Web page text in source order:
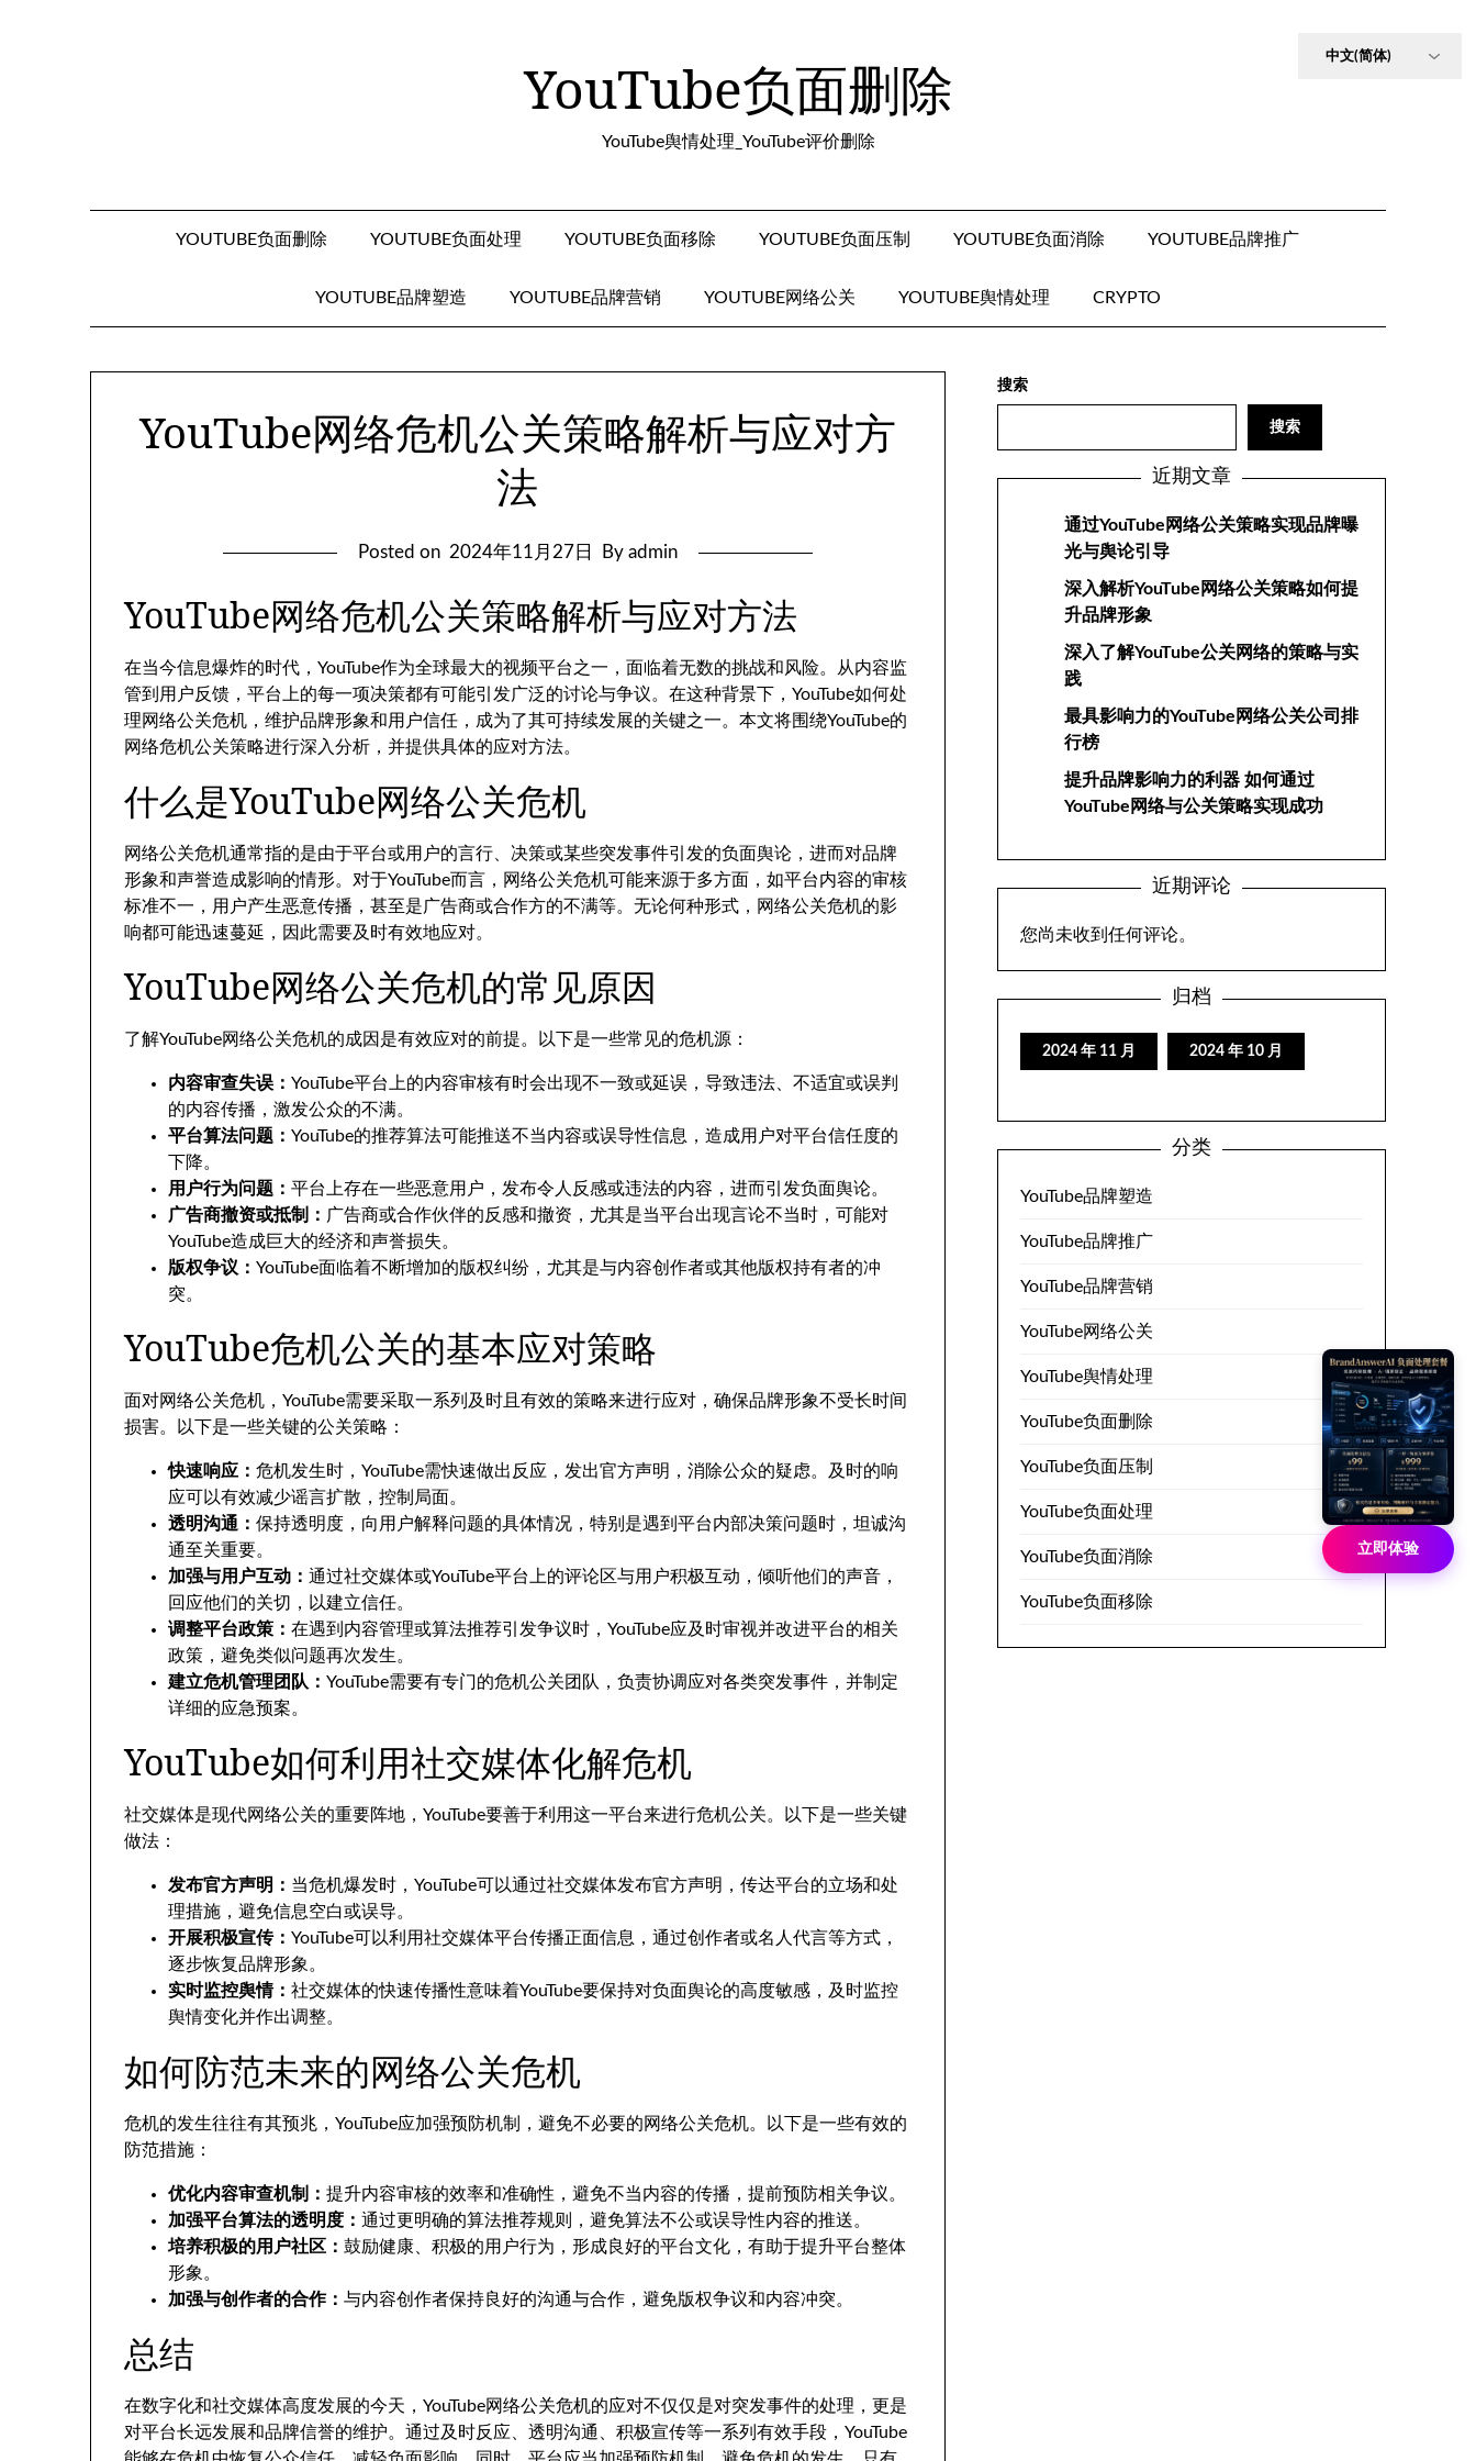
YouTube负面删除
YouTube舆情处理_YouTube评价删除
YOUTUBE负面删除 YOUTUBE负面处理 YOUTUBE负面移除 YOUTUBE负面压制 YOUTUBE负面消除 YOUTUBE品牌推广
YOUTUBE品牌塑造 YOUTUBE品牌营销 YOUTUBE网络公关 YOUTUBE舆情处理 CRYPTO
YouTube网络危机公关策略解析与应对方
法
Posted on 2024年11月27日 By admin
YouTube网络危机公关策略解析与应对方法
在当今信息爆炸的时代，YouTube作为全球最大的视频平台之一，面临着无数的挑战和风险。从内容监
管到用户反馈，平台上的每一项决策都有可能引发广泛的讨论与争议。在这种背景下，YouTube如何处
理网络公关危机，维护品牌形象和用户信任，成为了其可持续发展的关键之一。本文将围绕YouTube的
网络危机公关策略进行深入分析，并提供具体的应对方法。
什么是YouTube网络公关危机
网络公关危机通常指的是由于平台或用户的言行、决策或某些突发事件引发的负面舆论，进而对品牌
形象和声誉造成影响的情形。对于YouTube而言，网络公关危机可能来源于多方面，如平台内容的审核
标准不一，用户产生恶意传播，甚至是广告商或合作方的不满等。无论何种形式，网络公关危机的影
响都可能迅速蔓延，因此需要及时有效地应对。
YouTube网络公关危机的常见原因
了解YouTube网络公关危机的成因是有效应对的前提。以下是一些常见的危机源：
内容审查失误： YouTube平台上的内容审核有时会出现不一致或延误，导致违法、不适宜或误判
的内容传播，激发公众的不满。
平台算法问题： YouTube的推荐算法可能推送不当内容或误导性信息，造成用户对平台信任度的
下降。
用户行为问题： 平台上存在一些恶意用户，发布令人反感或违法的内容，进而引发负面舆论。
广告商撤资或抵制： 广告商或合作伙伴的反感和撤资，尤其是当平台出现言论不当时，可能对
YouTube造成巨大的经济和声誉损失。
版权争议： YouTube面临着不断增加的版权纠纷，尤其是与内容创作者或其他版权持有者的冲
突。
YouTube危机公关的基本应对策略
面对网络公关危机，YouTube需要采取一系列及时且有效的策略来进行应对，确保品牌形象不受长时间
损害。以下是一些关键的公关策略：
快速响应： 危机发生时，YouTube需快速做出反应，发出官方声明，消除公众的疑虑。及时的响
应可以有效减少谣言扩散，控制局面。
透明沟通： 保持透明度，向用户解释问题的具体情况，特别是遇到平台内部决策问题时，坦诚沟
通至关重要。
加强与用户互动： 通过社交媒体或YouTube平台上的评论区与用户积极互动，倾听他们的声音，
回应他们的关切，以建立信任。
调整平台政策： 在遇到内容管理或算法推荐引发争议时，YouTube应及时审视并改进平台的相关
政策，避免类似问题再次发生。
建立危机管理团队： YouTube需要有专门的危机公关团队，负责协调应对各类突发事件，并制定
详细的应急预案。
YouTube如何利用社交媒体化解危机
社交媒体是现代网络公关的重要阵地，YouTube要善于利用这一平台来进行危机公关。以下是一些关键
做法：
发布官方声明： 当危机爆发时，YouTube可以通过社交媒体发布官方声明，传达平台的立场和处
理措施，避免信息空白或误导。
开展积极宣传： YouTube可以利用社交媒体平台传播正面信息，通过创作者或名人代言等方式，
逐步恢复品牌形象。
实时监控舆情： 社交媒体的快速传播性意味着YouTube要保持对负面舆论的高度敏感，及时监控
舆情变化并作出调整。
如何防范未来的网络公关危机
危机的发生往往有其预兆，YouTube应加强预防机制，避免不必要的网络公关危机。以下是一些有效的
防范措施：
优化内容审查机制： 提升内容审核的效率和准确性，避免不当内容的传播，提前预防相关争议。
加强平台算法的透明度： 通过更明确的算法推荐规则，避免算法不公或误导性内容的推送。
培养积极的用户社区： 鼓励健康、积极的用户行为，形成良好的平台文化，有助于提升平台整体
形象。
加强与创作者的合作： 与内容创作者保持良好的沟通与合作，避免版权争议和内容冲突。
总结
在数字化和社交媒体高度发展的今天，YouTube网络公关危机的应对不仅仅是对突发事件的处理，更是
对平台长远发展和品牌信誉的维护。通过及时反应、透明沟通、积极宣传等一系列有效手段，YouTube
搜索
搜索
近期文章
通过YouTube网络公关策略实现品牌曝
光与舆论引导
深入解析YouTube网络公关策略如何提
升品牌形象
深入了解YouTube公关网络的策略与实
践
最具影响力的YouTube网络公关公司排
行榜
提升品牌影响力的利器 如何通过
YouTube网络与公关策略实现成功
近期评论
您尚未收到任何评论。
归档
2024 年 11 月 2024 年 10 月
分类
YouTube品牌塑造
YouTube品牌推广
YouTube品牌营销
YouTube网络公关
YouTube舆情处理
YouTube负面删除
YouTube负面压制
YouTube负面处理
YouTube负面消除
YouTube负面移除
立即体验